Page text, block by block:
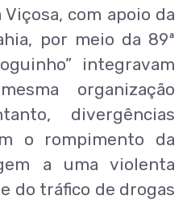
com apoio da
por meio da 89ª
integravam
organização
divergências
o rompimento da
a uma violenta
do tráfico de drogas